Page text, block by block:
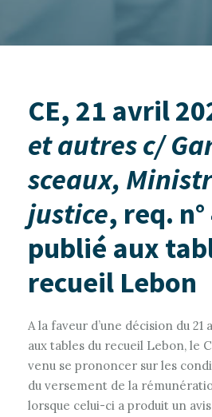
CE, 21 avril
et autres c/
sceaux,
justice, req.
publié aux
recueil Lebon
A la faveur d’une décision du
aux tables du recueil Lebon, le
venu se prononcer sur les
du versement de la
lorsque celui-ci a produit un